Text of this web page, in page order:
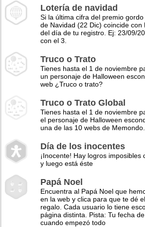
Lotería de navidad
Si la última cifra del premio
de Navidad (22 Dic) coincide con
del día de tu registro. Ej: 23/09/
con el 3.
Truco o Trato
Tienes hasta el 1 de noviembre
un personaje de Halloween
web ¿Truco o trato?
Truco o Trato Global
Tienes hasta el 1 de noviembre
el personaje de Halloween
una de las 10 webs de
Día de los inocentes
¡Inocente! Hay logros imposibles
y luego está éste
Papá Noel
Encuentra al Papá Noel que
en la web y clica para que te dé
regalo. Cada usuario lo tiene
página distinta. Pista: Tu fecha
cuando empezó todo